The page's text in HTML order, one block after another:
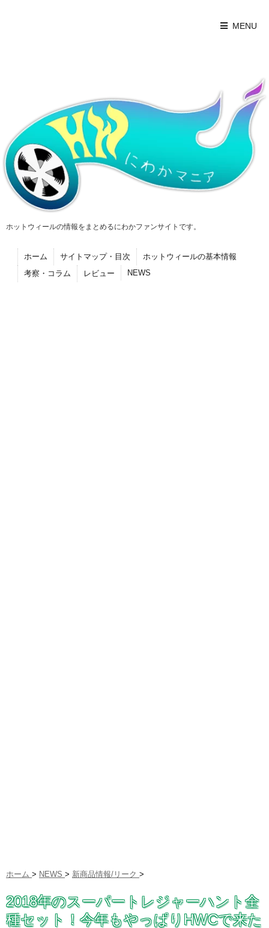
MENU
ホットウィールの情報をまとめるにわかファンサイトです。
ホーム サイトマップ・目次
ホットウィールの基本情報
考察・コラム
レビュー NEWS
ホーム > NEWS > 新商品情報/リーク >
2018年のスーパートレジャーハント全
種セット！今年もやっぱりHWCで来た